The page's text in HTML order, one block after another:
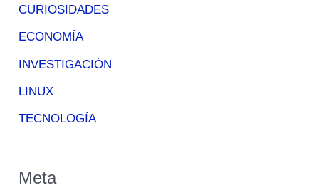
CURIOSIDADES
ECONOMÍA
INVESTIGACIÓN
LINUX
TECNOLOGÍA
Meta